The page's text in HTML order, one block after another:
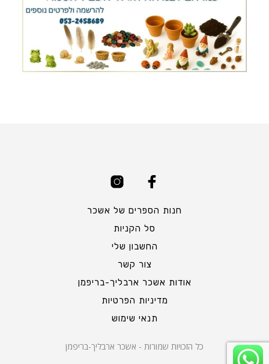
חנות הספרים של אשכר
סל הקניות
החשבון שלי
צור קשר
אודות אשכר ארבליך-בריפמן
מדיניות הפרטיות
תנאי שימוש
כל הזכויות שמורות - אשכר ארבליך-בריפמן